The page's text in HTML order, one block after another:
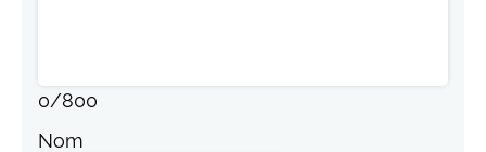
0/800
Nom